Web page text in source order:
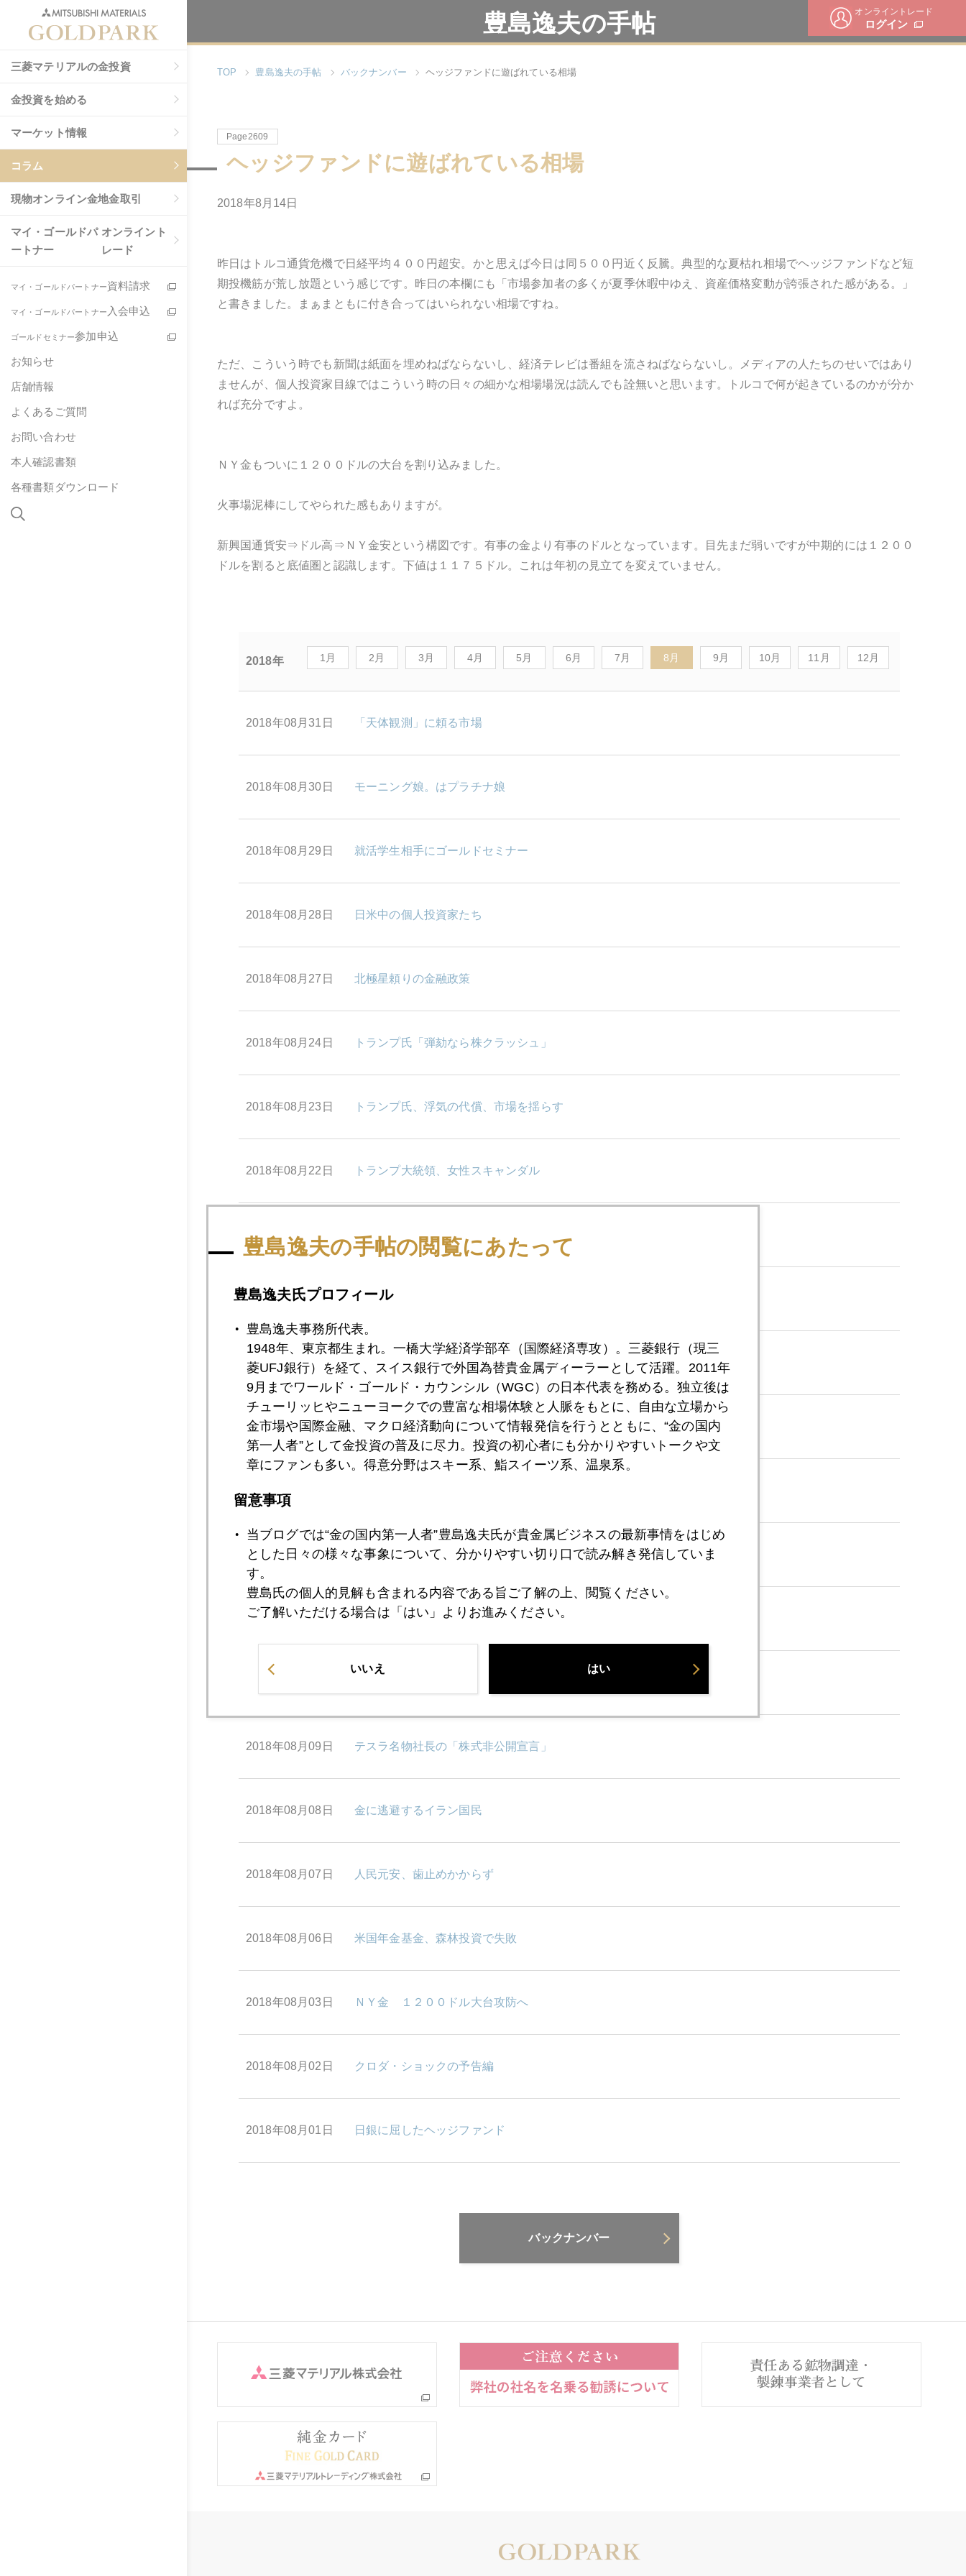
オンライントレード
ログイン
三菱マテリアルの金投資
金投資を始める
マーケット情報
コラム
現物オンライン金地金取引
マイ・ゴールドパ
ートナー
オンライント
レード
マイ・ゴールドパートナー資料請求
マイ・ゴールドパートナー 入会申込
ゴールドセミナー参加申込
お知らせ
店舗情報
よくあるご質問
お問い合わせ
本人確認書類
各種書類ダウンロード
豊島逸夫の手帖
TOP 豊島逸夫の手帖 バックナンバー ヘッジファンドに遊ばれている相場
Page2609
ヘッジファンドに遊ばれている相場
2018年8月14日
昨日はトルコ通貨危機で日経平均４００円超安。かと思えば今日は同５００円近く反騰。典型的な夏枯れ相場でヘッジファンドなど短
期投機筋が荒し放題という感じです。昨日の本欄にも「市場参加者の多くが夏季休暇中ゆえ、資産価格変動が誇張された感がある。」
と書きました。まぁまともに付き合ってはいられない相場ですね。
ただ、こういう時でも新聞は紙面を埋めねばならないし、経済テレビは番組を流さねばならないし。メディアの人たちのせいではあり
ませんが、個人投資家目線ではこういう時の日々の細かな相場場況は読んでも詮無いと思います。トルコで何が起きているのかが分か
れば充分ですよ。
ＮＹ金もついに１２００ドルの大台を割り込みました。
火事場泥棒にしてやられた感もありますが。
新興国通貨安⇒ドル高⇒ＮＹ金安という構図です。有事の金より有事のドルとなっています。目先まだ弱いですが中期的には１２００
ドルを割ると底値圏と認識します。下値は１１７５ドル。これは年初の見立てを変えていません。
2018年 1月 2月 3月 4月 5月 6月 7月 8月 9月 10月 11月 12月
2018年08月31日 「天体観測」に頼る市場
2018年08月30日 モーニング娘。はプラチナ娘
2018年08月29日 就活学生相手にゴールドセミナー
2018年08月28日 日米中の個人投資家たち
2018年08月27日 北極星頼りの金融政策
2018年08月24日 トランプ氏「弾劾なら株クラッシュ」
2018年08月23日 トランプ氏、浮気の代償、市場を揺らす
2018年08月22日 トランプ大統領、女性スキャンダル
2018年08月21日 パウエル議長はトランプ一家「番頭」扱い
2018年08月20日 武士の情け！？
2018年08月17日 米中接近の兆し
2018年08月16日 貴金属市場、激震走る
2018年08月16日
2018年08月16日 ヘッジファンドに遊ばれている相場
2018年08月16日 トルコ通貨危機の正体
2018年08月09日 テスラ名物社長の「株式非公開宣言」
2018年08月08日 金に逃避するイラン国民
2018年08月07日 人民元安、歯止めかからず
2018年08月06日 米国年金基金、森林投資で失敗
2018年08月03日 ＮＹ金 １２００ドル大台攻防へ
2018年08月02日 クロダ・ショックの予告編
2018年08月01日 日銀に屈したヘッジファンド
バックナンバー
豊島逸夫の手帖の閲覧にあたって
豊島逸夫氏プロフィール
豊島逸夫事務所代表。
1948年、東京都生まれ。一橋大学経済学部卒（国際経済専攻）。三菱銀行（現三
菱UFJ銀行）を経て、スイス銀行で外国為替貴金属ディーラーとして活躍。2011年
9月までワールド・ゴールド・カウンシル（WGC）の日本代表を務める。独立後は
チューリッヒやニューヨークでの豊富な相場体験と人脈をもとに、自由な立場から
金市場や国際金融、マクロ経済動向について情報発信を行うとともに、“金の国内
第一人者”として金投資の普及に尽力。投資の初心者にも分かりやすいトークや文
章にファンも多い。得意分野はスキー系、鮨スイーツ系、温泉系。
留意事項
当ブログでは“金の国内第一人者”豊島逸夫氏が貴金属ビジネスの最新事情をはじめ
とした日々の様々な事象について、分かりやすい切り口で読み解き発信していま
す。
豊島氏の個人的見解も含まれる内容である旨ご了解の上、閲覧ください。
ご了解いただける場合は「はい」よりお進みください。
いいえ はい